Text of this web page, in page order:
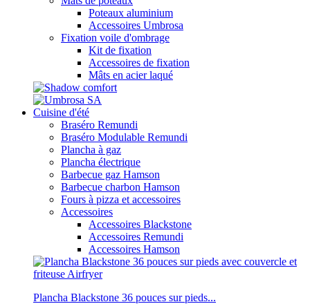
Poteaux aluminium
Accessoires Umbrosa
Fixation voile d'ombrage
Kit de fixation
Accessoires de fixation
Mâts en acier laqué
Cuisine d'été
Braséro Remundi
Braséro Modulable Remundi
Plancha à gaz
Plancha électrique
Barbecue gaz Hamson
Barbecue charbon Hamson
Fours à pizza et accessoires
Accessoires
Accessoires Blackstone
Accessoires Remundi
Accessoires Hamson
Plancha Blackstone 36 pouces sur pieds...